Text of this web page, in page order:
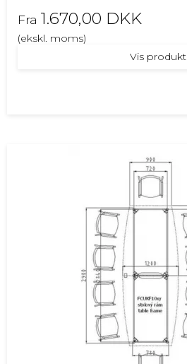
Fra 1.670,00 DKK
(ekskl. moms)
Vis produkt